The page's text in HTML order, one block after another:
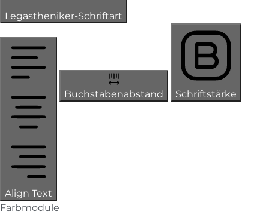
Legastheniker-Schriftart
Align Text
Buchstabenabstand Schriftstärke
Farbmodule